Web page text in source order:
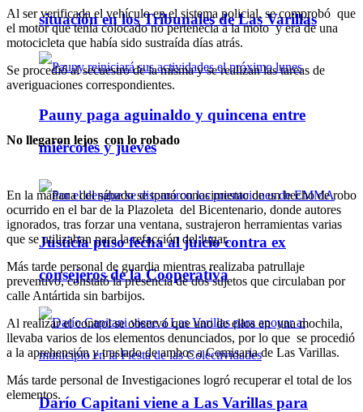
situación en los Tribunales de Las Varillas
Pauny paga aguinaldo y quincena entre
miércoles y jueves
Justicia puso fecha al juicio contra ex
consejeros de la Cooperativa
Darío Capitani viene a Las Varillas para
Al ser verificada el vehículo en el sistema policial, se comprobó que
el motor que tenía colocado no pertenecía a la moto y era de una
motocicleta que había sido sustraída días atrás.
Se procedió al secuestro de la misma y se realizan las tareas de
averiguaciones correspondientes.
No llegaron lejos con lo robado
En la mañana del sábado se tomó conocimiento de un hecho de robo
ocurrido en el bar de la Plazoleta del Bicentenario, donde autores
ignorados, tras forzar una ventana, sustrajeron herramientas varias
que se utilizaban para la refacción del lugar.
Más tarde personal de guardia mientras realizaba patrullaje
preventivo, constató la presencia de dos sujetos que circulaban por
calle Antártida sin barbijos.
Al realizar el control se observó que uno de ellos en una mochila,
llevaba varios de los elementos denunciados, por lo que se procedió
a la aprehensión y traslado de ambos a Comisaria de Las Varillas.
Más tarde personal de Investigaciones logró recuperar el total de los
elementos.